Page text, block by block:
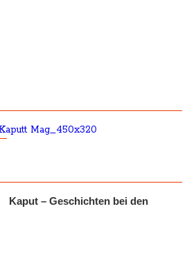
Kaput – Geschichten bei den